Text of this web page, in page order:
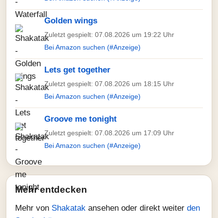
Golden wings
Zuletzt gespielt: 07.08.2026 um 19:22 Uhr
Bei Amazon suchen (#Anzeige)
Lets get together
Zuletzt gespielt: 07.08.2026 um 18:15 Uhr
Bei Amazon suchen (#Anzeige)
Groove me tonight
Zuletzt gespielt: 07.08.2026 um 17:09 Uhr
Bei Amazon suchen (#Anzeige)
Mehr entdecken
Mehr von Shakatak ansehen oder direkt weiter den